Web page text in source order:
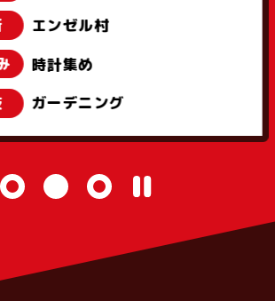
エンゼル村
時計集め
ガーデニング